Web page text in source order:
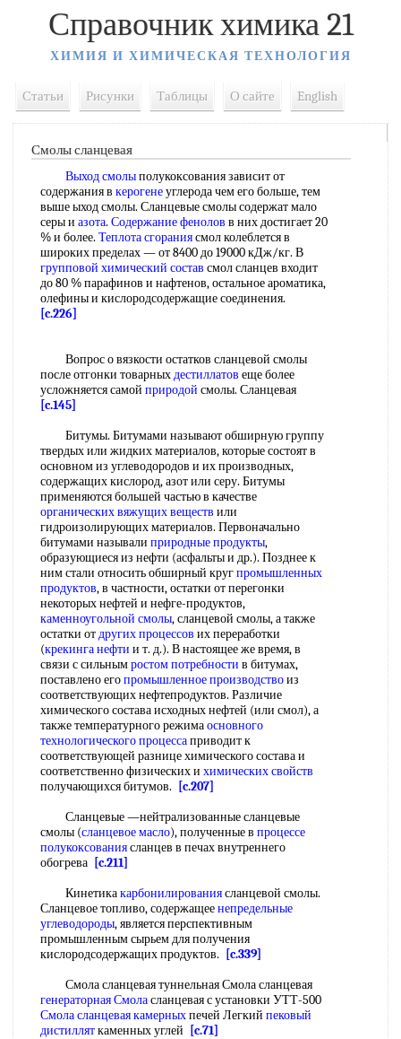
Справочник химика 21
ХИМИЯ И ХИМИЧЕСКАЯ ТЕХНОЛОГИЯ
Статьи Рисунки Таблицы О сайте English
Смолы сланцевая
Выход смолыполукоксования зависит от
содержания в керогенеуглерода чем его больше, тем
выше ыход смолы. Сланцевые смолы содержат мало
серы и азота. Содержание фенолов в них достигает 20
% и более. Теплота сгораниясмол колеблется в
широких пределах — от 8400 до 19000 кДж/кг. В
групповой химический состав смол сланцев входит
до 80 % парафинов и нафтенов, остальное ароматика,
олефины и кислородсодержащие соединения.
[c.226]
Вопрос о вязкости остатков сланцевой смолы
после отгонки товарныхдестиллатов еще более
усложняется самой природой смолы. Сланцевая
[c.145]
Битумы. Битумами называют обширную группу
твердых или жидких материалов, которые состоят в
основном из углеводородов и их производных,
содержащих кислород, азот или серу. Битумы
применяются большей частью в качестве
органических вяжущих веществ или
гидроизолирующих материалов. Первоначально
битумами называли природные продукты,
образующиеся из нефти (асфальты и др.). Позднее к
ним стали относить обширный кругпромышленных
продуктов, в частности, остатки от перегонки
некоторых нефтей и нефге-продуктов,
каменноугольной смолы, сланцевой смолы, а также
остатки отдругих процессов их переработки
(крекинга нефти и т. д.). В настоящее же время, в
связи с сильнымростом потребности в битумах,
поставлено егопромышленное производствоиз
соответствующих нефтепродуктов. Различие
химического состава исходных нефтей (или смол), а
также температурного режимаосновного
технологического процессаприводит к
соответствующей разнице химического состава и
соответственно физических и химических свойств
получающихся битумов.
[c.207]
Сланцевые —нейтрализованные сланцевые
смолы (сланцевое масло), полученные в процессе
полукоксованиясланцев в печах внутреннего
обогрева [c.211]
Кинетикакарбонилированиясланцевой смолы.
Сланцевое топливо, содержащеенепредельные
углеводороды, является перспективным
промышленным сырьем для получения
кислородсодержащих продуктов.
[c.339]
Смола сланцевая туннельная Смола сланцевая
генераторная Смоласланцевая с установки УТТ-500
Смола сланцевая камерныхпечей Легкий пековый
дистилляткаменных углей
[c.71]